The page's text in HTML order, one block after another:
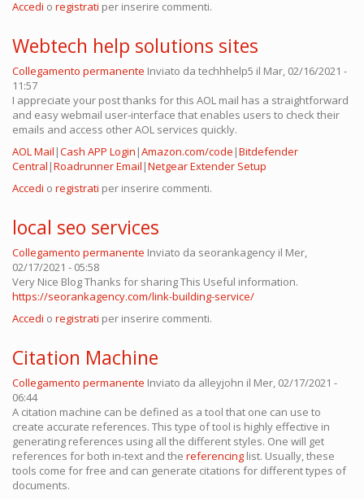
Accedi o registrati per inserire commenti.
Webtech help solutions sites
Collegamento permanente Inviato da techhhelp5 il Mar, 02/16/2021 -
11:57
I appreciate your post thanks for this AOL mail has a straightforward
and easy webmail user-interface that enables users to check their
emails and access other AOL services quickly.
AOL Mail |Cash APP Login |Amazon.com/code |Bitdefender
Central |Roadrunner Email |Netgear Extender Setup
Accedi o registrati per inserire commenti.
local seo services
Collegamento permanente Inviato da seorankagency il Mer,
02/17/2021 - 05:58
Very Nice Blog Thanks for sharing This Useful information.
https://seorankagency.com/link-building-service/
Accedi o registrati per inserire commenti.
Citation Machine
Collegamento permanente Inviato da alleyjohn il Mer, 02/17/2021 -
06:44
A citation machine can be defined as a tool that one can use to
create accurate references. This type of tool is highly effective in
generating references using all the different styles. One will get
references for both in-text and the referencing list. Usually, these
tools come for free and can generate citations for different types of
documents.